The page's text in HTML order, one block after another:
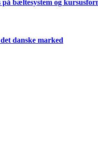
bæltesystem og
danske marked